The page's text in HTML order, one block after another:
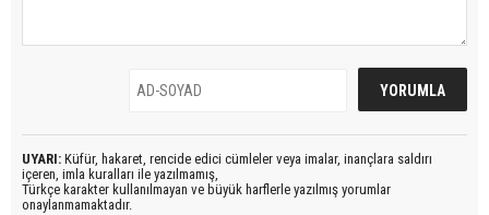
UYARI: Küfür, hakaret, rencide edici cümleler veya imalar, inançlara saldırı
içeren, imla kuralları ile yazılmamış,
Türkçe karakter kullanılmayan ve büyük harflerle yazılmış yorumlar
onaylanmamaktadır.